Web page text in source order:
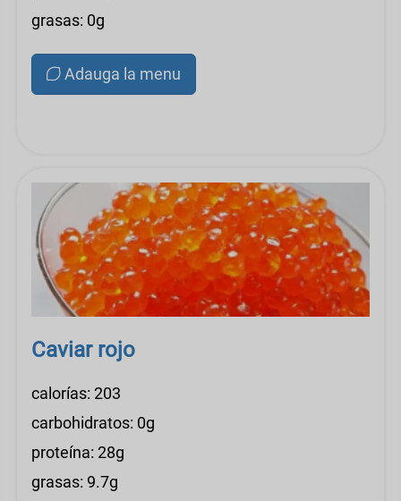
grasas: 0g
Adauga la menu
Caviar rojo
calorías: 203
carbohidratos: 0g
proteína: 28g
grasas: 9.7g